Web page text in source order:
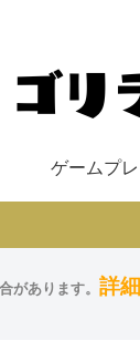
ゲームプ
があります。 詳細